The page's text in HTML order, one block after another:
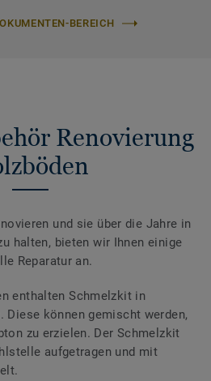
BEREICH
Renovierung
und sie über die Jahre in
halten, bieten wir Ihnen einige
Reparatur an.
enthalten Schmelzkit in
Diese können gemischt werden,
zu erzielen. Der Schmelzkit
aufgetragen und mit